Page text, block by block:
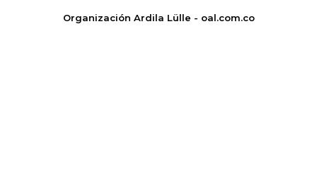
Organización Ardila Lülle - oal.com.co